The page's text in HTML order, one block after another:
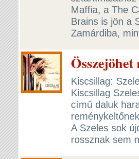
Maffia, a The
Brains is jön a
Zamárdiba,
Kiscsillag:
Kiscsillag
című daluk
A Szeles sok
rossznak sem